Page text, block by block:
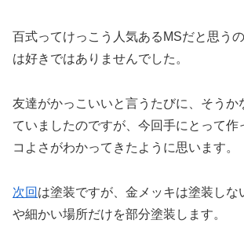
百式ってけっこう人気あるMSだと思う
は好きではありませんでした。
友達がかっこいいと言うたびに、そうか
ていましたのですが、今回手にとって作
コよさがわかってきたように思います。
次回 は塗装ですが、金メッキは塗装しな
や細かい場所だけを部分塗装します。